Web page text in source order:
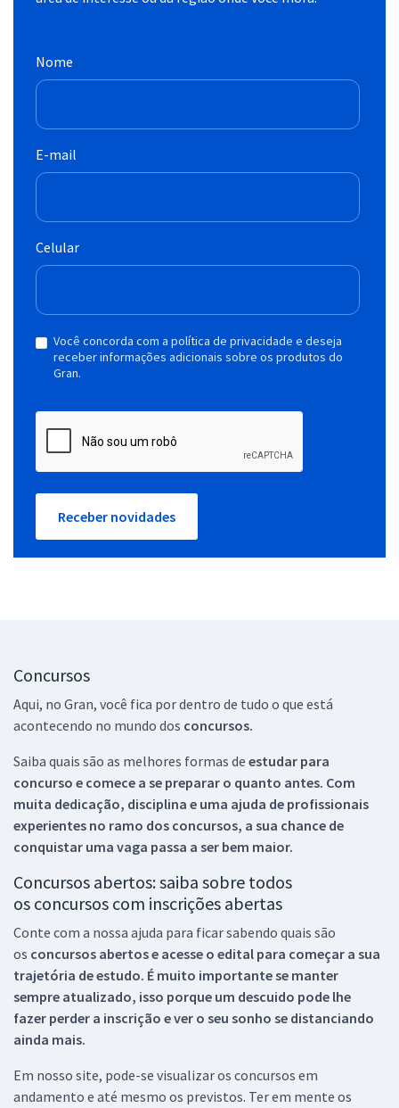
Nome
E-mail
Celular
Você concorda com a política de privacidade e deseja
receber informações adicionais sobre os produtos do
Gran.
Receber novidades
Concursos
Aqui, no Gran, você fica por dentro de tudo o que está
acontecendo no mundo dos concursos.
Saiba quais são as melhores formas de estudar para
concurso e comece a se preparar o quanto antes. Com
muita dedicação, disciplina e uma ajuda de profissionais
experientes no ramo dos concursos, a sua chance de
conquistar uma vaga passa a ser bem maior.
Concursos abertos: saiba sobre todos
os concursos com inscrições abertas
Conte com a nossa ajuda para ficar sabendo quais são
os concursos abertos e acesse o edital para começar a sua
trajetória de estudo. É muito importante se manter
sempre atualizado, isso porque um descuido pode lhe
fazer perder a inscrição e ver o seu sonho se distanciando
ainda mais.
Em nosso site, pode-se visualizar os concursos em
andamento e até mesmo os previstos. Ter em mente os